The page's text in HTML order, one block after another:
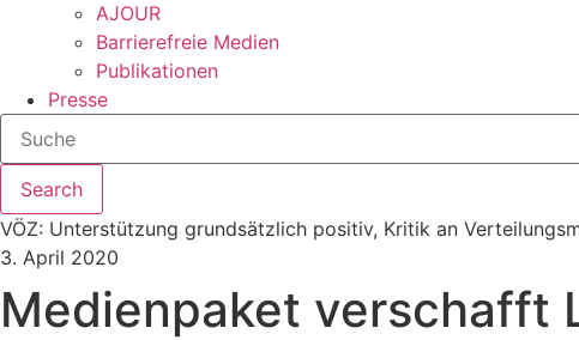
AJOUR
Barrierefreie Medien
Publikationen
Presse
Search
VÖZ: Unterstützung grundsätzlich positiv, Kritik an
3. April 2020
Medienpaket verschafft